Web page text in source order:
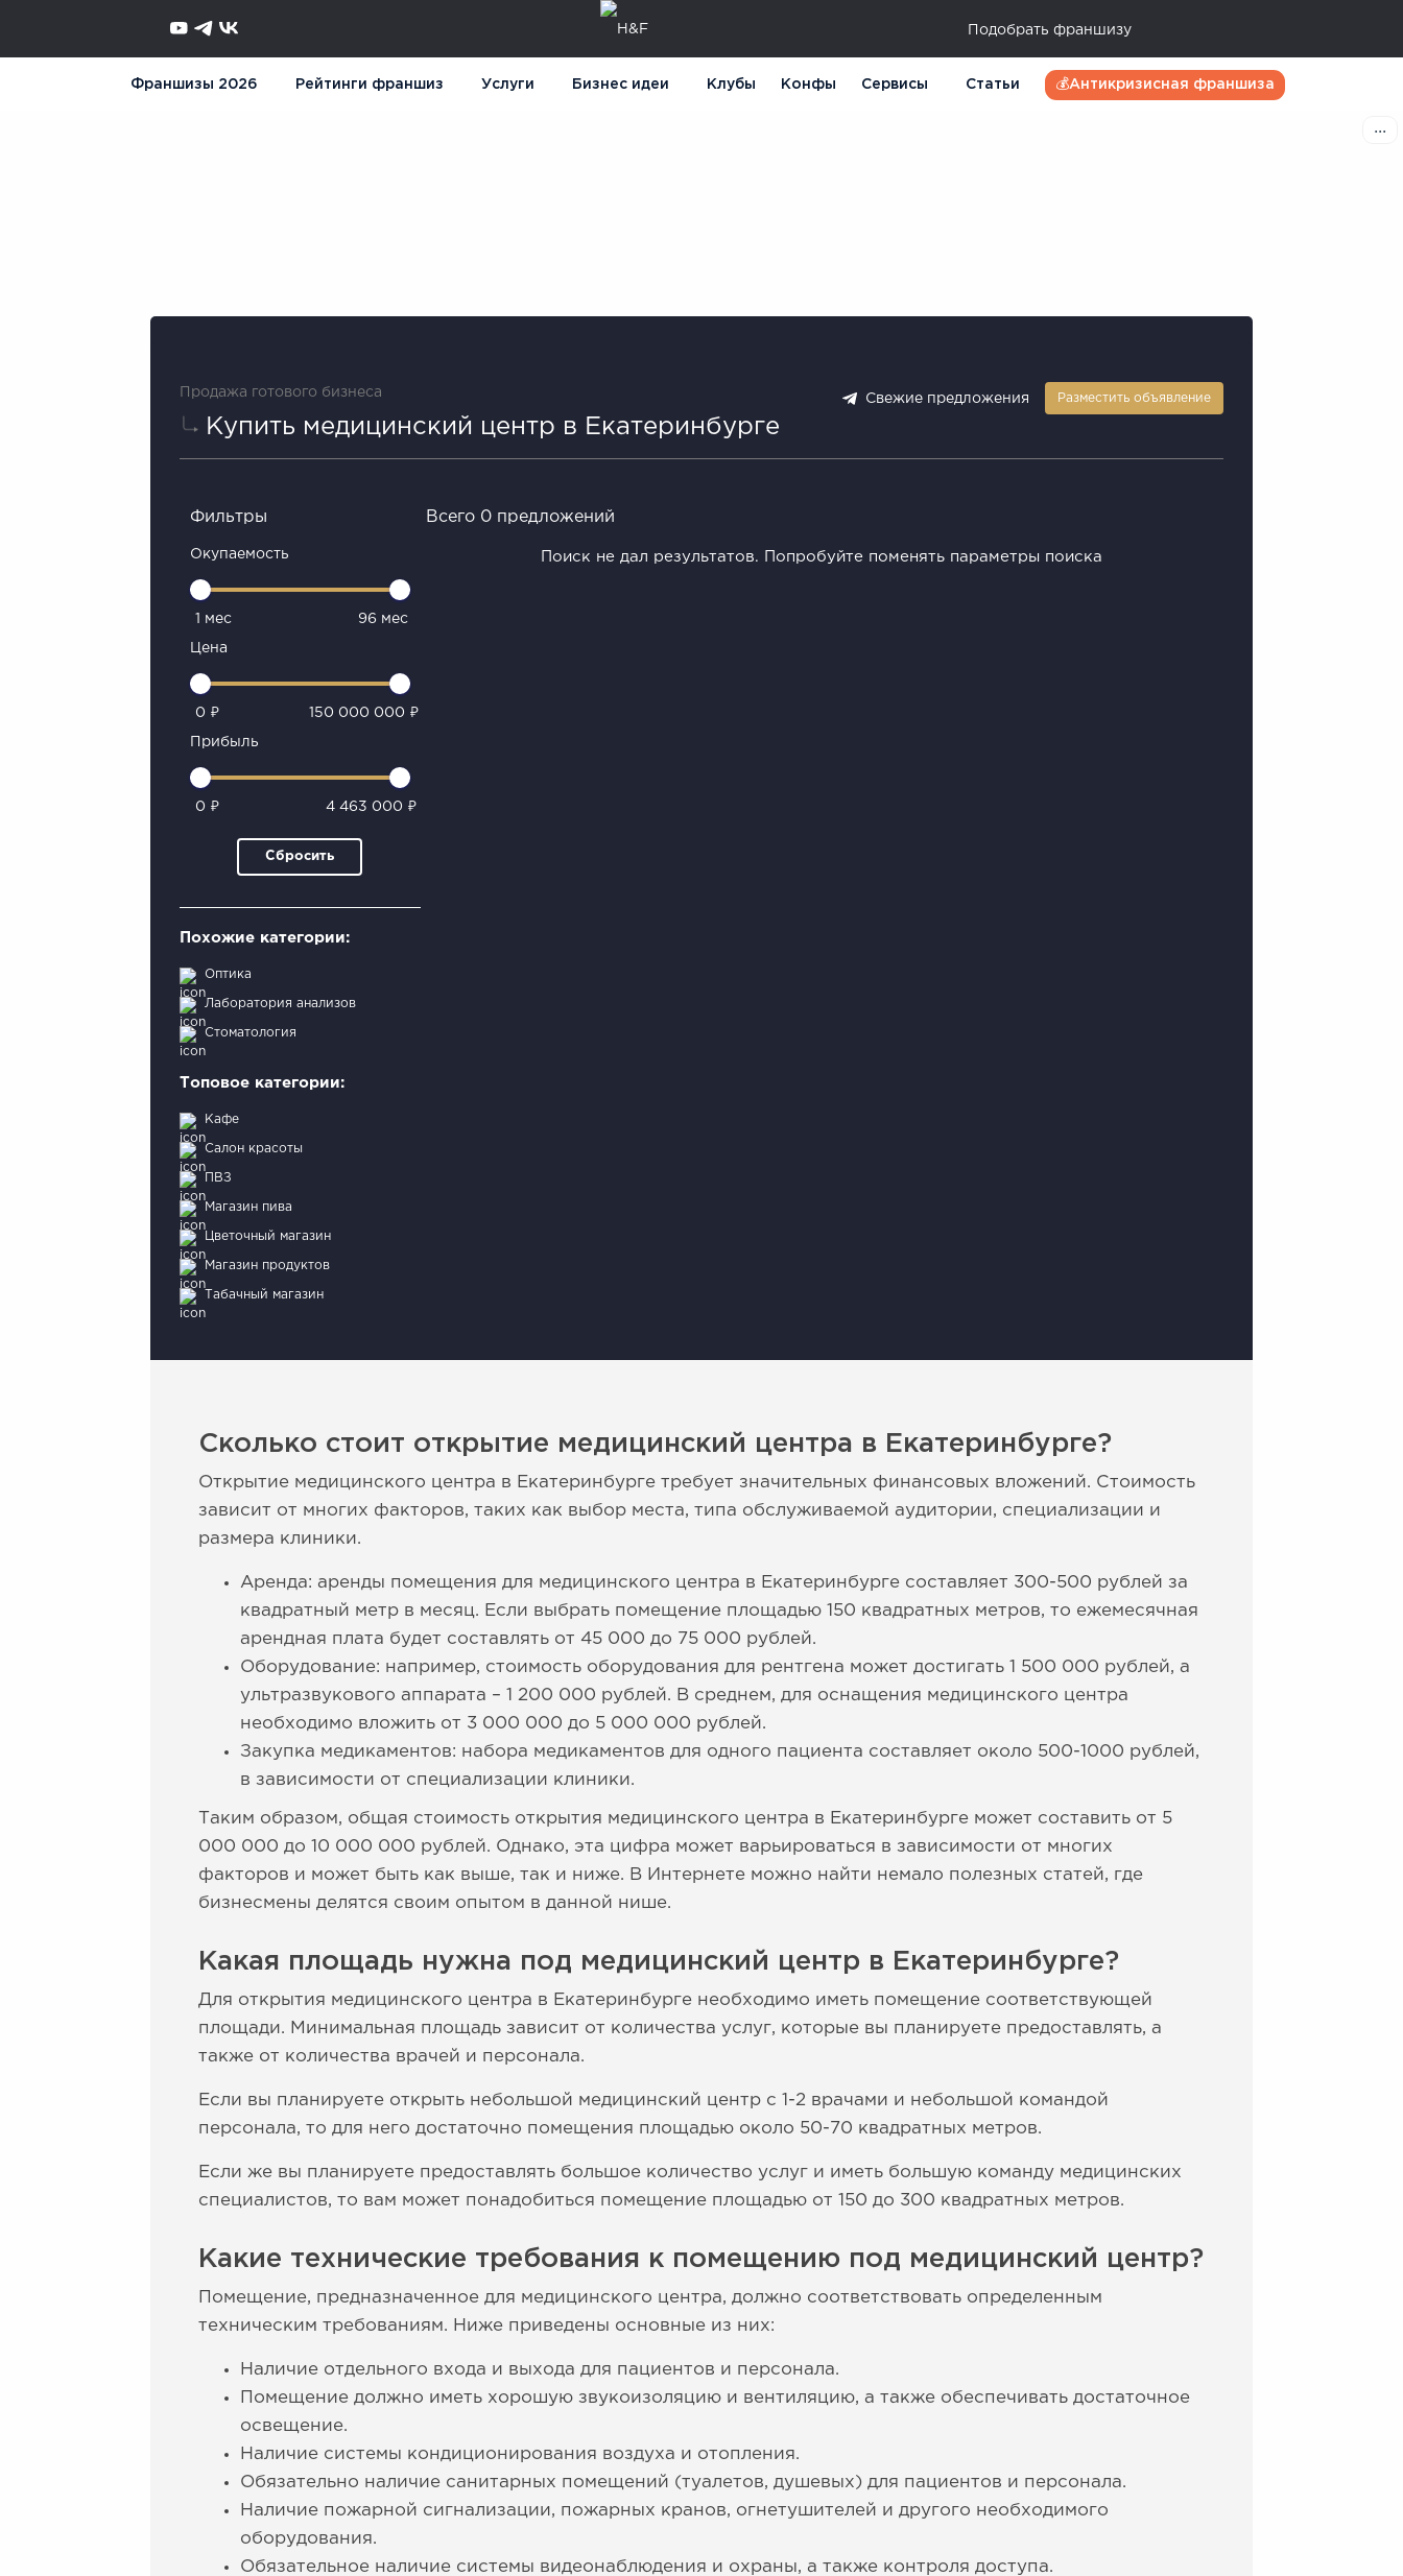
Подобрать франшизу
Франшизы 2026 Рейтинги франшиз Услуги Бизнес идеи Клубы Конфы Сервисы Статьи 💰Антикризисная франшиза
Продажа готового бизнеса
Купить медицинский центр в Екатеринбурге
Свежие предложения Разместить объявление
Фильтры
Окупаемость
1 мес 96 мес
Цена
0 ₽ 150 000 000 ₽
Прибыль
0 ₽ 4 463 000 ₽
Сбросить
Похожие категории:
Оптика
Лаборатория анализов
Стоматология
Топовое категории:
Кафе
Салон красоты
ПВЗ
Магазин пива
Цветочный магазин
Магазин продуктов
Табачный магазин
Всего 0 предложений
Поиск не дал результатов. Попробуйте поменять параметры поиска
Сколько стоит открытие медицинский центра в Екатеринбурге?
Открытие медицинского центра в Екатеринбурге требует значительных финансовых вложений. Стоимость
зависит от многих факторов, таких как выбор места, типа обслуживаемой аудитории, специализации и
размера клиники.
Аренда: аренды помещения для медицинского центра в Екатеринбурге составляет 300-500 рублей за
квадратный метр в месяц. Если выбрать помещение площадью 150 квадратных метров, то ежемесячная
арендная плата будет составлять от 45 000 до 75 000 рублей.
Оборудование: например, стоимость оборудования для рентгена может достигать 1 500 000 рублей, а
ультразвукового аппарата – 1 200 000 рублей. В среднем, для оснащения медицинского центра
необходимо вложить от 3 000 000 до 5 000 000 рублей.
Закупка медикаментов: набора медикаментов для одного пациента составляет около 500-1000 рублей,
в зависимости от специализации клиники.
Таким образом, общая стоимость открытия медицинского центра в Екатеринбурге может составить от 5
000 000 до 10 000 000 рублей. Однако, эта цифра может варьироваться в зависимости от многих
факторов и может быть как выше, так и ниже. В Интернете можно найти немало полезных статей, где
бизнесмены делятся своим опытом в данной нише.
Какая площадь нужна под медицинский центр в Екатеринбурге?
Для открытия медицинского центра в Екатеринбурге необходимо иметь помещение соответствующей
площади. Минимальная площадь зависит от количества услуг, которые вы планируете предоставлять, а
также от количества врачей и персонала.
Если вы планируете открыть небольшой медицинский центр с 1-2 врачами и небольшой командой
персонала, то для него достаточно помещения площадью около 50-70 квадратных метров.
Если же вы планируете предоставлять большое количество услуг и иметь большую команду медицинских
специалистов, то вам может понадобиться помещение площадью от 150 до 300 квадратных метров.
Какие технические требования к помещению под медицинский центр?
Помещение, предназначенное для медицинского центра, должно соответствовать определенным
техническим требованиям. Ниже приведены основные из них:
Наличие отдельного входа и выхода для пациентов и персонала.
Помещение должно иметь хорошую звукоизоляцию и вентиляцию, а также обеспечивать достаточное
освещение.
Наличие системы кондиционирования воздуха и отопления.
Обязательно наличие санитарных помещений (туалетов, душевых) для пациентов и персонала.
Наличие пожарной сигнализации, пожарных кранов, огнетушителей и другого необходимого
оборудования.
Обязательное наличие системы видеонаблюдения и охраны, а также контроля доступа.